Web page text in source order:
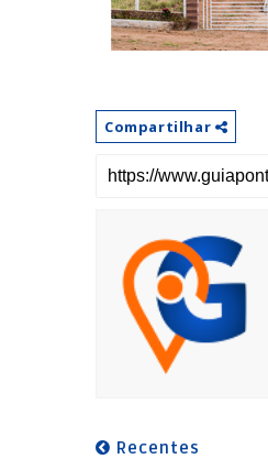
Compartilhar
Recentes